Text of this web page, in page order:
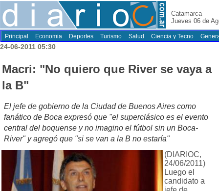
Catamarca
Jueves 06 de
Principal Economia Deportes Turismo Salud Ciencia y Tecno
24-06-2011 05:30
Macri: "No quiero que River se vaya a
la B"
El jefe de gobierno de la Ciudad de Buenos Aires como
fanático de Boca expresó que "el superclásico es el evento
central del boquense y no imagino el fútbol sin un Boca-
River" y agregó que "si se van a la B no estaría"
(DIARIOC,
24/06/2011)
Luego el
candidato a